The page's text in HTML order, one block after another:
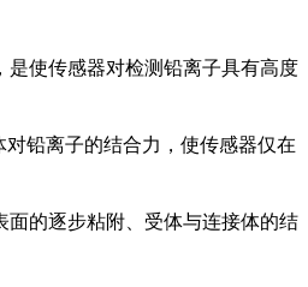
使传感器对检测铅离子具有高度
铅离子的结合力，使传感器仅在
的逐步粘附、受体与连接体的结